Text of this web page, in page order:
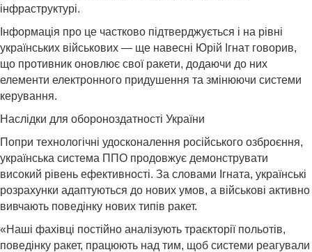
інфраструктурі.
Інформація про це частково підтверджується і на рівні
українських військових — ще навесні Юрій Ігнат говорив,
що противник оновлює свої ракети, додаючи до них
елементи електронного придушення та змінюючи системи
керування.
Наслідки для обороноздатності України
Попри технологічні удосконалення російського озброєння,
українська система ППО продовжує демонструвати
високий рівень ефективності. За словами Ігната, українські
розрахунки адаптуються до нових умов, а військові активно
вивчають поведінку нових типів ракет.
«Наші фахівці постійно аналізують траєкторії польотів,
поведінку ракет, працюють над тим, щоб системи реагували